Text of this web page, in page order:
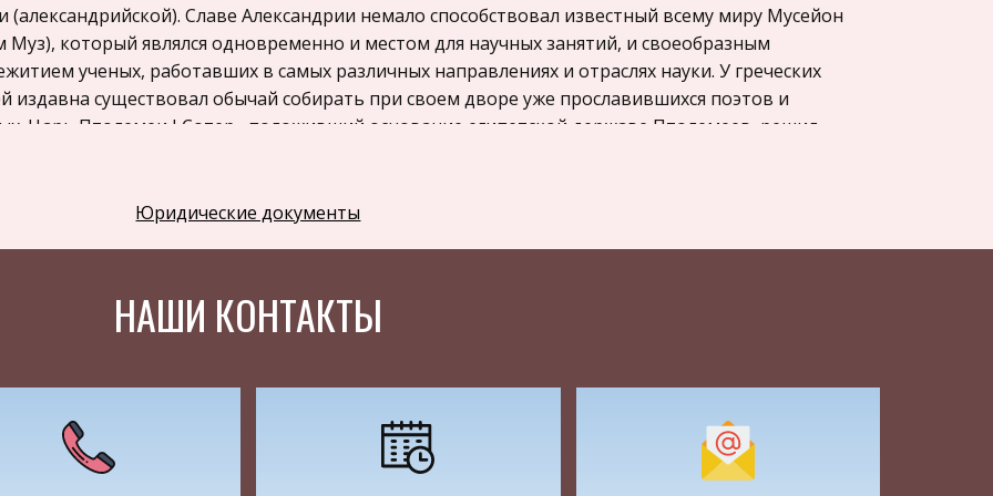
(александрийской). Славе Александрии немало способствовал известный всему миру Мусейон
Муз), который являлся одновременно и местом для научных занятий, и своеобразным
ученых, работавших в самых различных направлениях и отраслях науки. У греческих
издавна существовал обычай собирать при своем дворе уже прославившихся поэтов и
Царь Птолемеи I Сотер , положивший основание египетской державе Птолемеев, решил
этой целью царем был создан Мусейон — специальное учреждение при храме Муз в
каким была древняя Александрия, со всех концов эллинистического мира стекались ученые.
в великолепных садах Мусейона . Они беседовали, обменивались опытом, вели научные
Это общение ученых было чрезвычайно важным для развития эллинистической науки и
Юридические документы
НАШИ КОНТАКТЫ